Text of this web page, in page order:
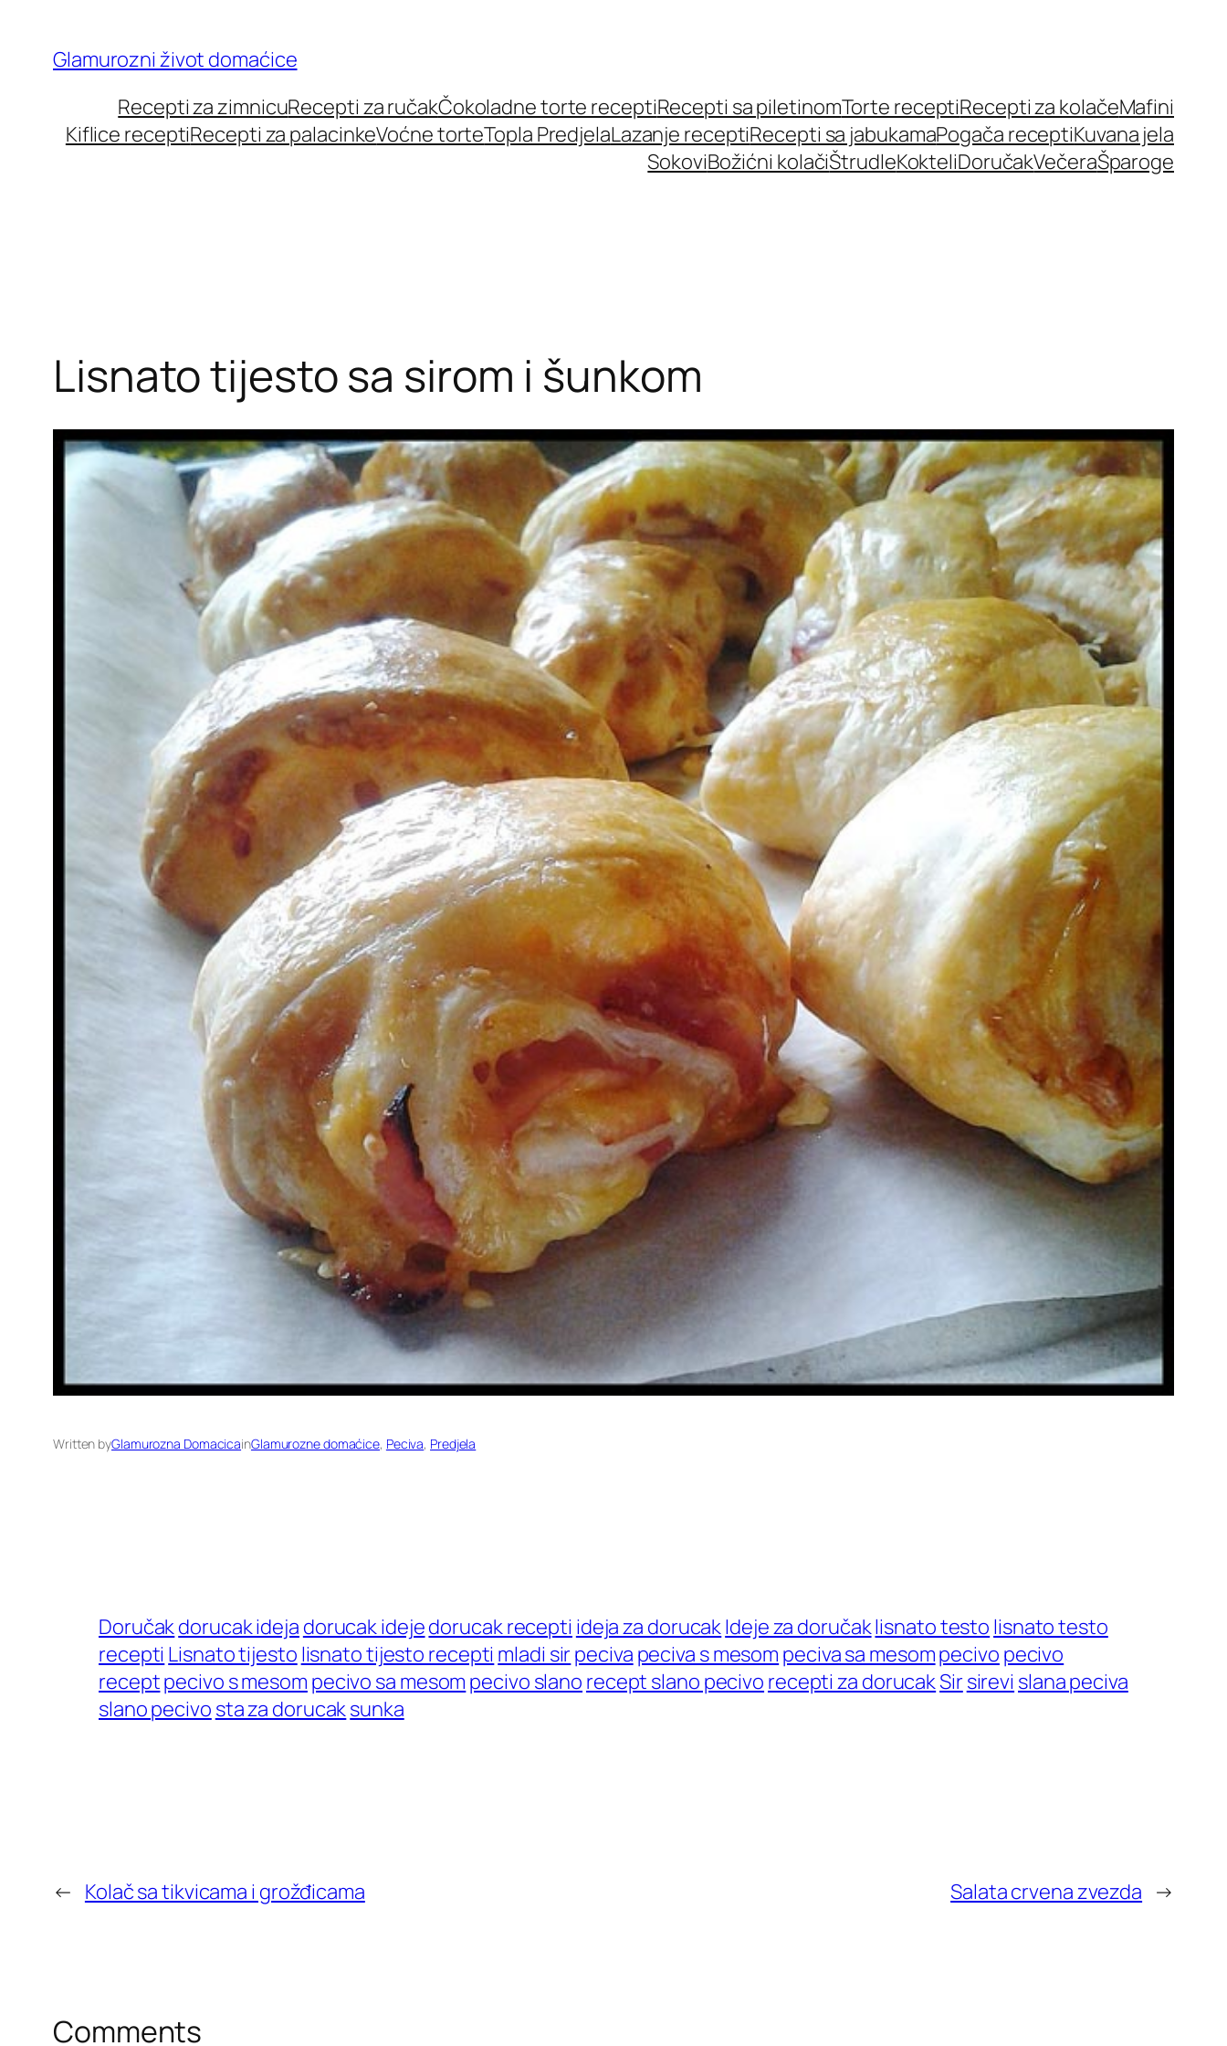
content
Glamurozni život domaćice
Recepti za zimnicuRecepti za ručakČokoladne torte receptiRecepti sa piletinomTorte receptiRecepti za kolačeMafini
Kiflice receptiRecepti za palacinkeVoćne torteTopla PredjelaLazanje receptiRecepti sa jabukamaPogača receptiKuvana jela
SokoviBožićni kolačiŠtrudleKokteliDoručakVečeraŠparoge
Lisnato tijesto sa sirom i šunkom
Written byGlamurozna DomacicainGlamurozne domaćice, Peciva, Predjela
Doručakdorucak ideja dorucak idejedorucak recepti ideja za dorucakIdeje za doručaklisnato testo lisnato testo
recepti Lisnato tijesto lisnato tijesto recepti mladi sirpeciva peciva s mesom peciva sa mesompecivo pecivo
receptpecivo s mesom pecivo sa mesom pecivo slano recept slano pecivo recepti za dorucakSirsirevi slana peciva
slano pecivo sta za dorucaksunka
← Kolač sa tikvicama i grožđicama Salata crvena zvezda →
Comments